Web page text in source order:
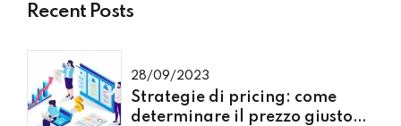
Recent Posts
28/09/2023
Strategie di pricing: come
determinare il prezzo giusto